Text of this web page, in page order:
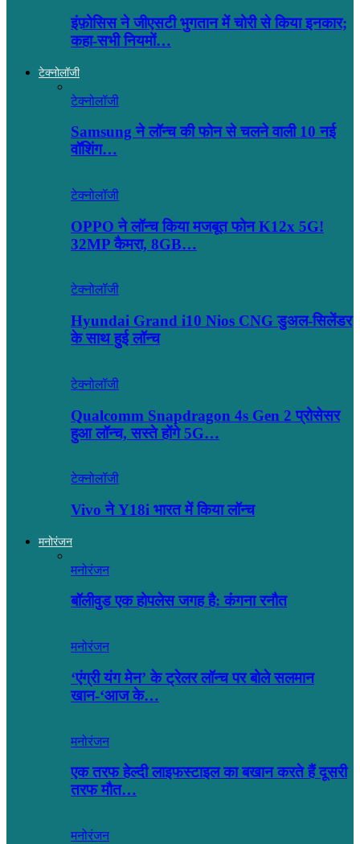
इंफ़ोसिस ने जीएसटी भुगतान में चोरी से किया इनकार;
कहा-सभी नियमों…
टेक्नोलॉजी
टेक्नोलॉजी
Samsung ने लॉन्च की फोन से चलने वाली 10 नई
वॉशिंग…
टेक्नोलॉजी
OPPO ने लॉन्‍च किया मजबूत फोन K12x 5G!
32MP कैमरा, 8GB…
टेक्नोलॉजी
Hyundai Grand i10 Nios CNG डुअल-सिलेंडर
के साथ हुई लॉन्च
टेक्नोलॉजी
Qualcomm Snapdragon 4s Gen 2 प्रोसेसर
हुआ लॉन्च, सस्ते होंगे 5G…
टेक्नोलॉजी
Vivo ने Y18i भारत में किया लॉन्च
मनोरंजन
मनोरंजन
बॉलीवुड एक होपलेस जगह है: कंंगना रनौत
मनोरंजन
‘एंग्री यंग मेन’ के ट्रेलर लॉन्च पर बोले सलमान
खान-‘आज के…
मनोरंजन
एक तरफ हेल्दी लाइफस्टाइल का बखान करते हैं दूसरी
तरफ मौत…
मनोरंजन